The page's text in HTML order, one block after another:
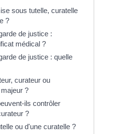
sous tutelle, curatelle
?
de justice :
médical ?
de justice : quelle
curateur ou
?
ils contrôler
?
ou d'une curatelle ?